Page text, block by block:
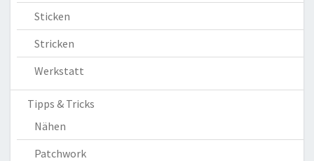
Sticken
Stricken
Werkstatt
Tipps & Tricks
Nähen
Patchwork